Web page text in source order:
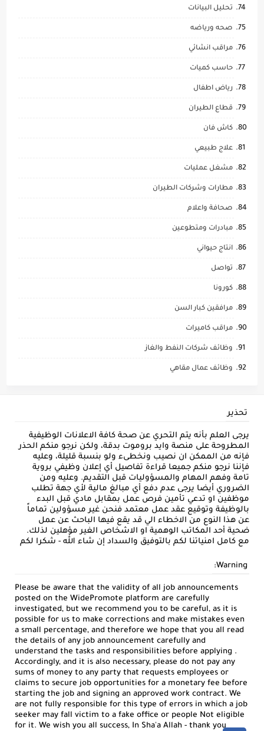
تحليل البيانات
صحه ورياضه
مراقب انشائي
حاسب كميات
رياض اطفال
قطاع الطيران
كاش فان
علاج طبيعي
مشغل عمليات
مطارات وشركات الطيران
صحافة واعلام
مبادرات ومتطوعين
انتاج حيواني
تواصل
كورونا
مرافقين كبار السن
مراقب كاميرات
وظائف شركات النفط والغاز
وظائف عمال مقاهي
تحذير
يرجى العلم بأنه يتم التحري عن صحة كافة الاعلانات الوظيفية
المطروحة على منصة وايد بروموت بدقة، ولكن نرجو منكم الحذر
فإنه من الممكن ان نصيب ونخطىء ولو بنسبة قليلة، وعليه
فإننا نرجو منكم جميعا قراءة تفاصيل أي إعلان وظيفي بروية
تامة وفهم المهام والمسؤوليات قبل التقديم. وعليه ومن
الضروري أيضا يرجى عدم دفع أي مبالغ مالية لأي جهة تطلب
موظفين او تدعي تأمين فرص عمل بمقابل مادي قبل البدء
بالوظيفة وتوقيع عقد عمل معتمد فنحن غير مسؤولين تماماً
عن هذا النوع من الاخطاء الي قد يقع فيها الباحث عن عمل
ضحية أحد المكاتب الوهمية او الاشخاص الغير مؤهلين لذلك.
مع كامل امنياتنا لكم بالتوفيق والسداد إن شاء الله - شكرا لكم
Warning:
Please be aware that the validity of all job announcements
posted on the WidePromote platform are carefully
investigated, but we recommend you to be careful, as it is
possible for us to make corrections and make mistakes even
a small percentage, and therefore we hope that you all read
the details of any job announcement carefully and
understand the tasks and responsibilities before applying .
Accordingly, and it is also necessary, please do not pay any
sums of money to any party that requests employees or
claims to secure job opportunities for a monetary fee before
starting the job and signing an approved work contract. We
are not fully responsible for this type of errors in which a job
seeker may fall victim to a fake office or people Not eligible
for it. We wish you all success, In Sha'a Allah - thank you